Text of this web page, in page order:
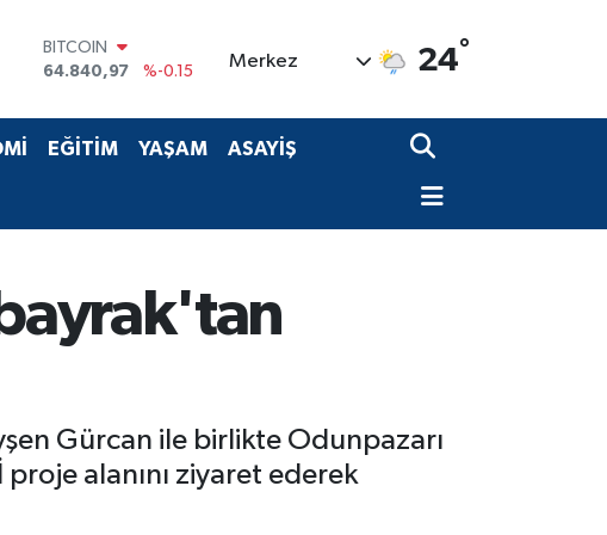
BITCOIN
64.840,97
%-0.15
EURO
55,2510
%0.32
GRAM ALTIN
13.779
%-14
Merkez 24°
EĞİTİM YAŞAM ASAYİŞ
Gürcan ile birlikte Odunpazarı
alanını ziyaret ederek